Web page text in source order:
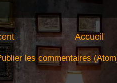
Accueil
les commentaires